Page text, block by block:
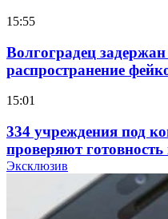
15:55
Волгоградец задержан
распространение
15:01
334 учреждения под
проверяют
учебному году
Эксклюзив